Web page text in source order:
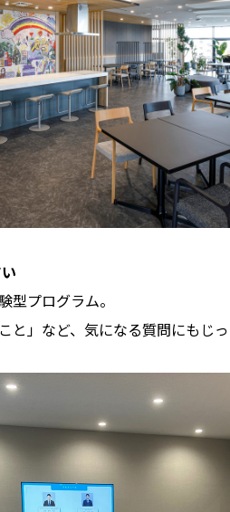
型プログラム。
と」など、気になる質問にもじっ